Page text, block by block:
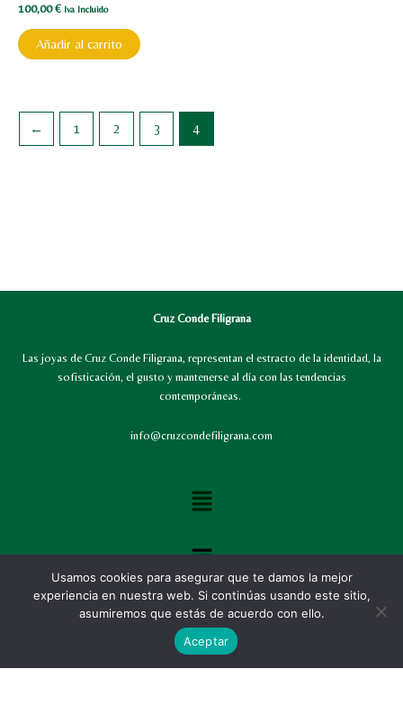
100,00€ Iva Incluido
Añadir al carrito
← 1 2 3 4
Cruz Conde Filigrana
Las joyas de Cruz Conde Filigrana, representan el estracto de la identidad, la
sofisticación, el gusto y mantenerse al día con las tendencias
contemporáneas.
info@cruzcondefiligrana.com
Menú
Menú
Usamos cookies para asegurar que te damos la mejor
experiencia en nuestra web. Si continúas usando este sitio,
asumiremos que estás de acuerdo con ello.
Aceptar